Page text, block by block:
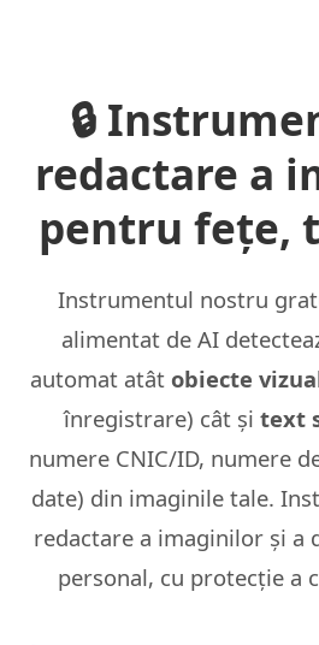
🔒
redactare a
pentru fețe,
Instrumentul nostru
alimentat de AI
automat atât obiecte
înregistrare) cât și text
numere CNIC/ID, numere
date) din imaginile tale.
redactare a imaginilor și a
personal, cu protecție a